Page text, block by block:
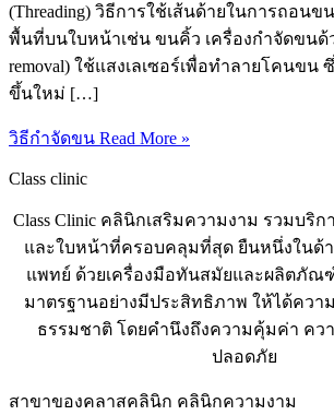
(Threading) วิธีการใช้เส้นด้ายในการถอน
พื้นที่บนใบหน้าเช่น ขนคิ้ว เครื่องกำจัดขนด้ว
removal) ใช้แสงเลเซอร์เพื่อทำลายโคนขน
ขึ้นใหม่ […]
วิธีกำจัดขน Read More »
Class clinic
Class Clinic คลินิกเสริมความงาม รวมบริ
และใบหน้าที่ครอบคลุมที่สุด ยืนหนึ่งในด้
แพทย์ ด้วยเครื่องมือทันสมัยและผลิตภัณ
มาตรฐานอย่างมีประสิทธิภาพ ให้ได้ควา
ธรรมชาติ โดยคำนึงถึงความคุ้มค่า คว
ปลอดภัย
สาขาของคลาสคลินิก คลินิกความงาม